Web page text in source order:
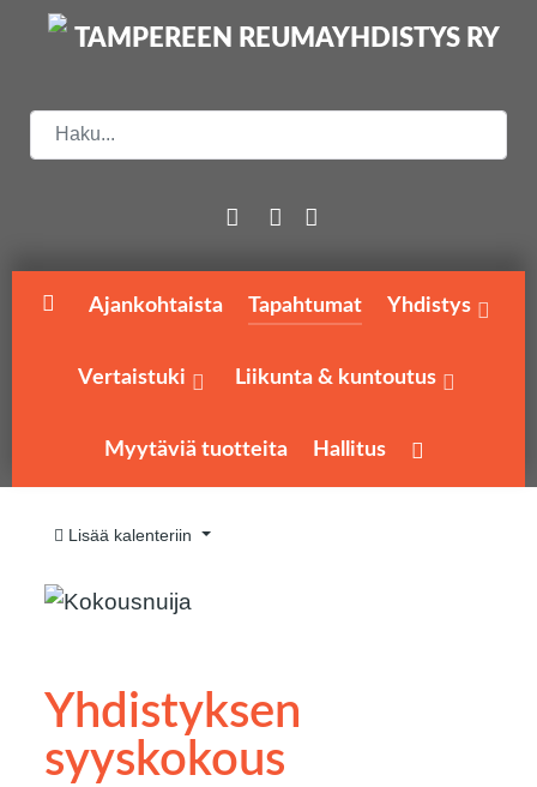
Ajankohtaista Tapahtumat Yhdistys
Vertaistuki Liikunta & kuntoutus
Myytäviä tuotteita Hallitus
Lisää kalenteriin
Yhdistyksen
syyskokous